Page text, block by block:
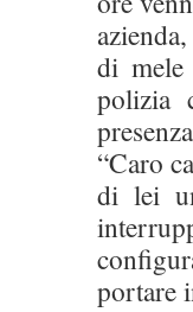
di
polizia
“Caro
di lei
portare